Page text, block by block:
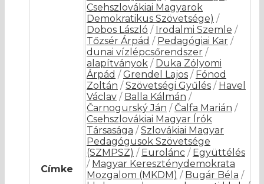
Címke
Csehszlovákiai Magyarok
Demokratikus Szövetsége) /
Dobos László / Irodalmi Szemle /
Tőzsér Árpád / Pedagógiai Kar /
dunai vízlépcsőrendszer /
alapítványok / Duka Zólyomi
Árpád / Grendel Lajos / Fónod
Zoltán / Szövetségi Gyűlés / Havel
Václav / Balla Kálmán /
Čarnogurský Ján / Čalfa Marián /
Csehszlovákiai Magyar Írók
Társasága / Szlovákiai Magyar
Pedagógusok Szövetsége
(SZMPSZ) / Eurolánc / Együttélés
/ Magyar Kereszténydemokrata
Mozgalom (MKDM) / Bugár Béla /